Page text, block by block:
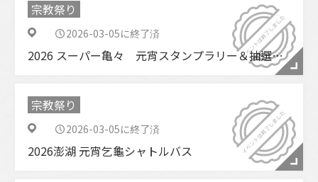
宗教祭り
2026-03-05に終了済
2026 スーパー亀々 元宵スタンプラリー＆抽選キャンペーン
宗教祭り
2026-03-05に終了済
2026澎湖 元宵乞龜シャトルバス